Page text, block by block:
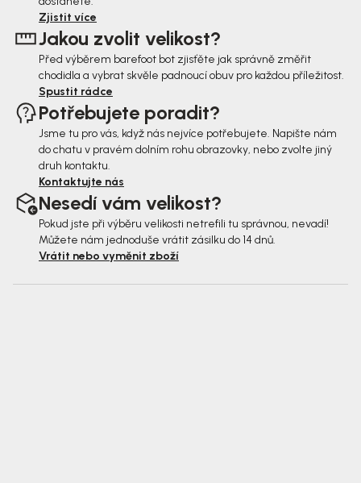
Zjistit více
Jakou zvolit velikost?
Před výběrem barefoot bot zjisťěte jak správně změřit
chodidla a vybrat skvěle padnoucí obuv pro každou příležitost.
Spustit rádce
Potřebujete poradit?
Jsme tu pro vás, když nás nejvíce potřebujete. Napište nám
do chatu v pravém dolním rohu obrazovky, nebo zvolte jiný
druh kontaktu.
Kontaktujte nás
Nesedí vám velikost?
Pokud jste při výběru velikosti netrefili tu správnou, nevadí!
Můžete nám jednoduše vrátit zásilku do 14 dnů.
Vrátit nebo vyměnit zboží